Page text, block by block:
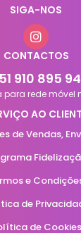
SIGA-NOS
CONTACTOS
910 895
rede móvel
AO
de Vendas,
e
de
de Cookies